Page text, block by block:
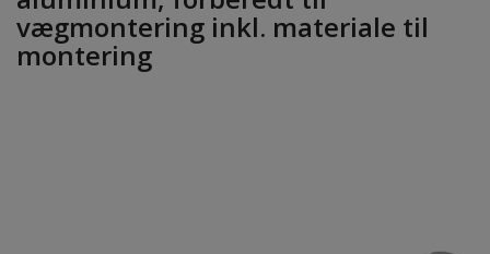
vægmontering inkl. materiale til
montering